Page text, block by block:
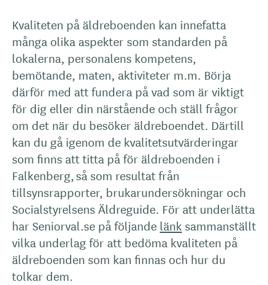
Kvaliteten på äldreboenden kan innefatta
många olika aspekter som standarden på
lokalerna, personalens kompetens,
bemötande, maten, aktiviteter m.m. Börja
därför med att fundera på vad som är viktigt
för dig eller din närstående och ställ frågor
om det när du besöker äldreboendet. Därtill
kan du gå igenom de kvalitetsutvärderingar
som finns att titta på för äldreboenden i
Falkenberg, så som resultat från
tillsynsrapporter, brukarundersökningar och
Socialstyrelsens Äldreguide. För att underlätta
har Seniorval.se på följande länk sammanställt
vilka underlag för att bedöma kvaliteten på
äldreboenden som kan finnas och hur du
tolkar dem.